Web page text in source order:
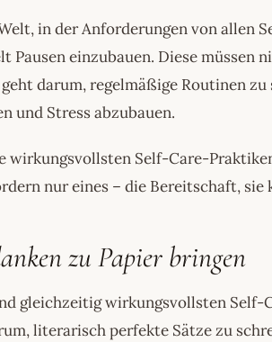
in der Anforderungen von allen
Pausen einzubauen. Diese müssen
darum, regelmäßige Routinen
und Stress abzubauen.
wirkungsvollsten Self-Care-
nur eines – die Bereitschaft, sie
zu Papier bringen
gleichzeitig wirkungsvollsten Self-
literarisch perfekte Sätze zu